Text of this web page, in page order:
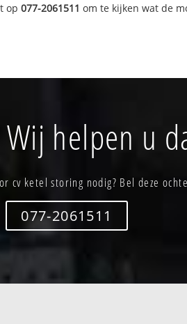
op077-2061511 om te kijken wat de
Wij helpen u
cv ketel storing nodig? Bel deze
077-2061511